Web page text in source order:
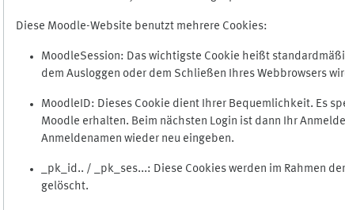
Diese Moodle-Website benutzt mehrere Cookies:
MoodleSession: Das wichtigste Cookie heißt
dem Ausloggen oder dem Schließen Ihres Webbrowsers
MoodleID: Dieses Cookie dient Ihrer Bequemlichkeit. Es
Moodle erhalten. Beim nächsten Login ist dann Ihr
Anmeldenamen wieder neu eingeben.
_pk_id.. / _pk_ses...: Diese Cookies werden im Rahmen
gelöscht.